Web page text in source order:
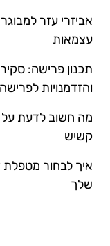
אביזרי עזר
עצמאות
תכנון פרישה:
והזדמנויות
מה חשוב לדעת על
קשיש
איך לבחור
שלך